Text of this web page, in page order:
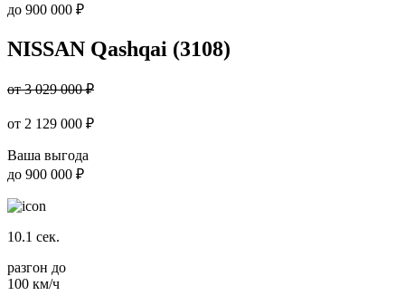
до 900 000 ₽
NISSAN Qashqai (3108)
от 3 029 000 ₽
от 2 129 000 ₽
Ваша выгода
до 900 000 ₽
10.1 сек.
разгон до
100 км/ч